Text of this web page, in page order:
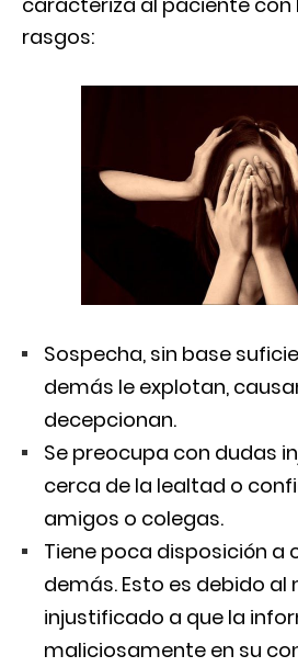
rasgos:
Sospecha, sin base
demás le explotan,
decepcionan.
Se preocupa con dudas
cerca de la lealtad o
amigos o colegas.
Tiene poca disposición a
demás. Esto es debido al
injustificado a que la
maliciosamente en su